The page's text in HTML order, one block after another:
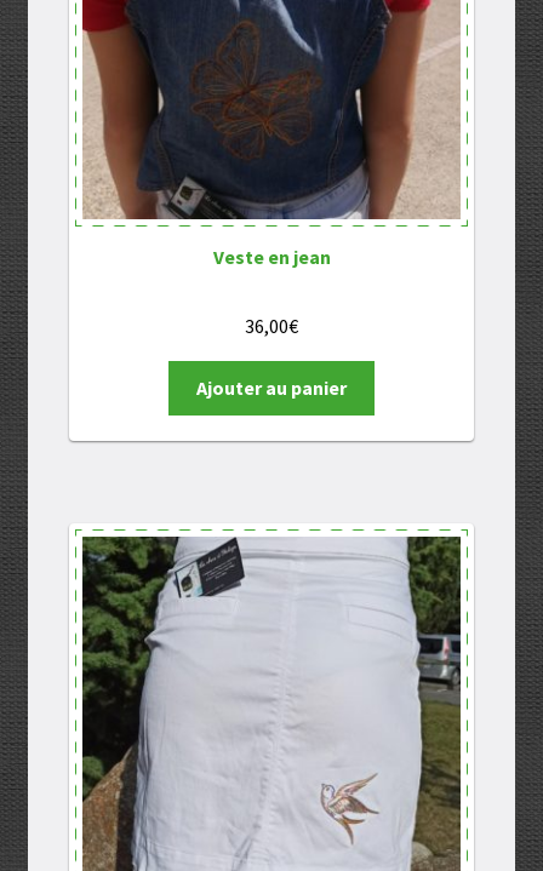
Veste en jean
36,00€
Ajouter au panier